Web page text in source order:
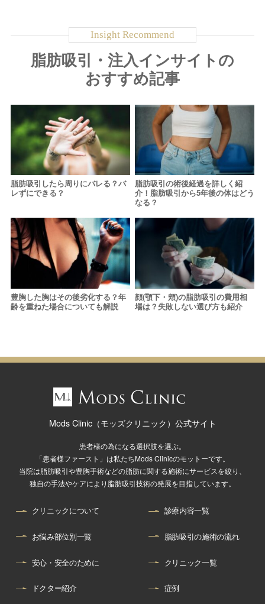
脂肪吸引・注入インサイトの
おすすめ記事
脂肪吸引したら周りにバレる？バ
レずにできる？
脂肪吸引の術後経過を詳しく紹
介！脂肪吸引から5年後の体はどう
なる？
豊胸した胸はその後劣化する？年
齢を重ねた場合についても解説
顔(顎下・頬)の脂肪吸引の費用相
場は？失敗しない選び方も紹介
Mods Clinic（モッズクリニック）公式サイト
患者様の為になる選択肢を選ぶ。
「患者様ファースト」は私たちMods Clinicのモットーです。
当院は脂肪吸引や豊胸手術などの脂肪に関する施術にサービスを絞り、
独自の手法やケアにより脂肪吸引技術の発展を目指しています。
クリニックについて 診療内容一覧
お悩み部位別一覧 脂肪吸引の施術の流れ
安心・安全のために クリニック一覧
ドクター紹介 症例